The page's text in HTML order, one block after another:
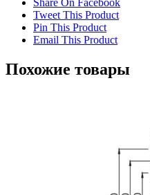
Tweet This Product
Pin This Product
Email This Product
Похожие товары